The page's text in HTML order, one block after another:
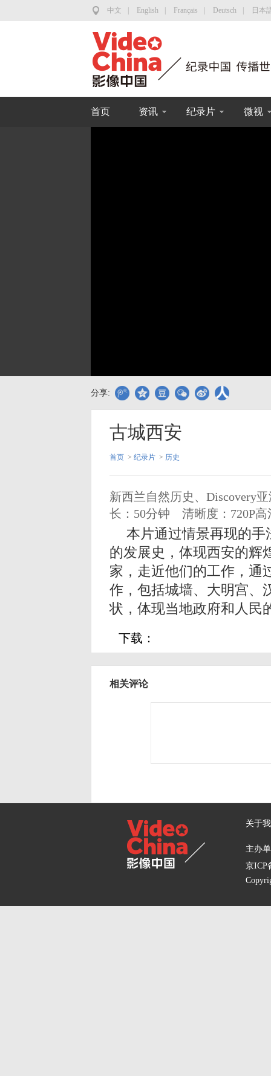
中文 English Français Deutsch 日本
首页 资讯 纪录片 微视
分享:
古城西安
首页 > 纪录片 > 历史
新西兰自然历史、Discovery
长：50分钟
清晰度：720P高
本片通过情景再现的
的发展史，体现西安的辉
家，走近他们的工作，通
作，包括城墙、大明宫、
状，体现当地政府和人民
下载：
相关评论
关于
主办
京ICP